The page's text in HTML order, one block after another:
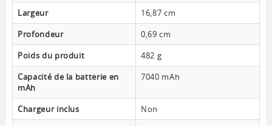
Largeur
16,87 cm
Profondeur
0,69 cm
Poids du produit
482 g
Capacité de la batterie en
mAh
7040 mAh
Chargeur inclus
Non